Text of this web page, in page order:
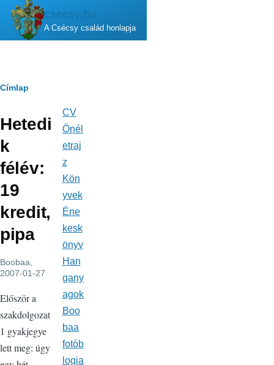
Ugrás a tartalomra
csecsy.hu
A Csécsy család honlapja
Morzsa
Címlap
Hetedi
k
félév:
19
kredit,
pipa
Boobaa,
2007-01-27
Először a
szakdolgozat
1 gyakjegye
lett meg: úgy
Fő
navigáció
CV
Önél
etraj
z
Kön
yvek
Éne
kesk
önyv
Han
gany
agok
Boo
baa
fotób
logja